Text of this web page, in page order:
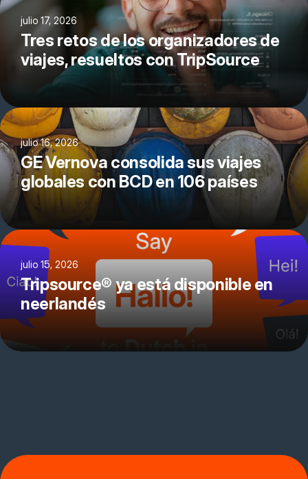
julio 17, 2026
Tres retos de los organizadores de
viajes, resueltos con TripSource
julio 16, 2026
GE Vernova consolida sus viajes
globales con BCD en 106 países
julio 15, 2026
Tripsource® ya está disponible en
neerlandés